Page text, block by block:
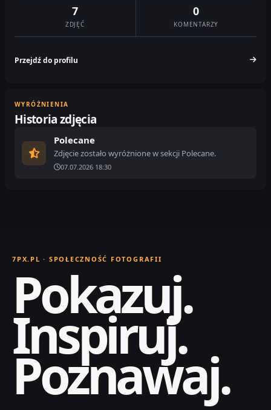
7
ZDJĘĆ
0
KOMENTARZY
Przejdź do profilu
WYRÓŻNIENIA
Historia zdjęcia
Polecane
Zdjęcie zostało wyróżnione w sekcji Polecane.
07.07.2026 18:30
7PX.PL · SPOŁECZNOŚĆ FOTOGRAFII
Pokazuj.
Inspiruj.
Poznawaj.